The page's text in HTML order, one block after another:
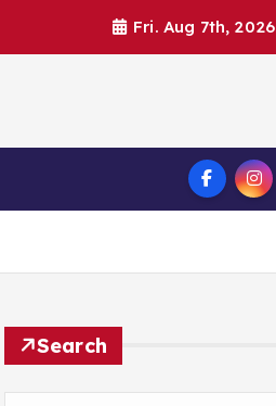
Fri. Aug 7th, 2026
Search